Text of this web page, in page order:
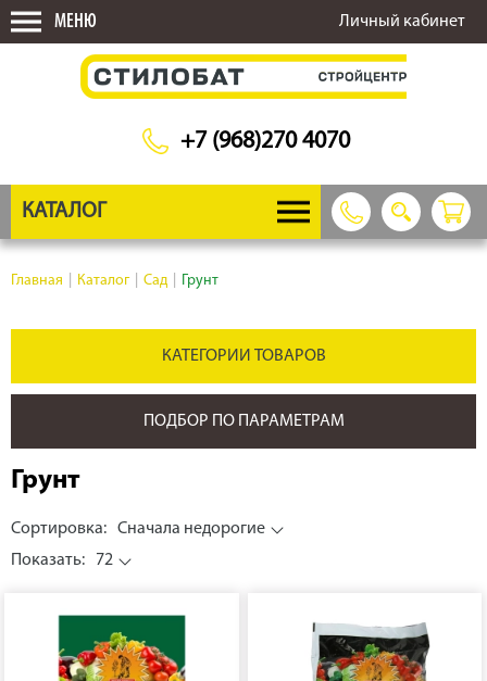
МЕНЮ Личный кабинет
+7 (968)270 4070
КАТАЛОГ
Главная Каталог Сад Грунт
КАТЕГОРИИ ТОВАРОВ
Грунт
Сортировка:
Сначала недорогие
Показать:
72
ПОДБОР ПО ПАРАМЕТРАМ